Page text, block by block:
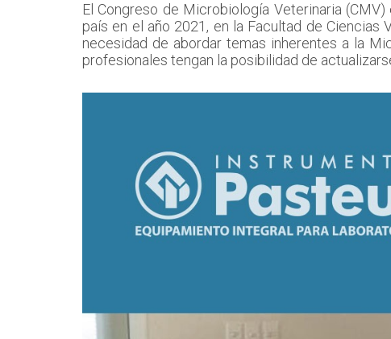
El Congreso de Microbiología Veterinaria
país en el año 2021, en la Facultad de
necesidad de abordar temas inherentes a la
profesionales tengan la posibilidad de